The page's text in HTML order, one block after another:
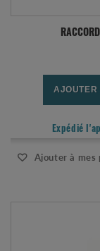
AJOUTER
Expédié
Ajouter à mes